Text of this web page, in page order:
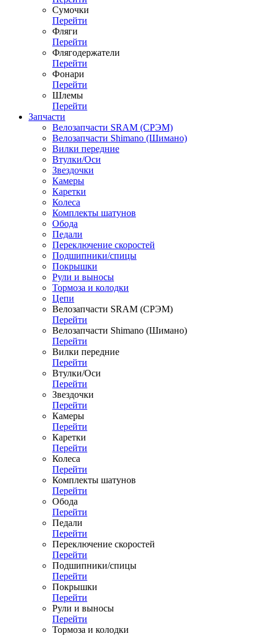
Сумочки
Перейти
Фляги
Перейти
Флягодержатели
Перейти
Фонари
Перейти
Шлемы
Перейти
Запчасти
Велозапчасти SRAM (СРЭМ)
Велозапчасти Shimano (Шимано)
Вилки передние
Втулки/Оси
Звездочки
Камеры
Каретки
Колеса
Комплекты шатунов
Обода
Педали
Переключение скоростей
Подшипники/спицы
Покрышки
Рули и выносы
Тормоза и колодки
Цепи
Велозапчасти SRAM (СРЭМ)
Перейти
Велозапчасти Shimano (Шимано)
Перейти
Вилки передние
Перейти
Втулки/Оси
Перейти
Звездочки
Перейти
Камеры
Перейти
Каретки
Перейти
Колеса
Перейти
Комплекты шатунов
Перейти
Обода
Перейти
Педали
Перейти
Переключение скоростей
Перейти
Подшипники/спицы
Перейти
Покрышки
Перейти
Рули и выносы
Перейти
Тормоза и колодки